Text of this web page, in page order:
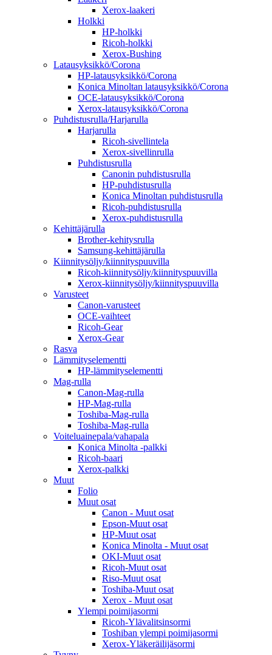
Xerox-laakeri
Holkki
HP-holkki
Ricoh-holkki
Xerox-Bushing
Latausyksikkö/Corona
HP-latausyksikkö/Corona
Konica Minoltan latausyksikkö/Corona
OCE-latausyksikkö/Corona
Xerox-latausyksikkö/Corona
Puhdistusrulla/Harjarulla
Harjarulla
Ricoh-sivellintela
Xerox-sivellinrulla
Puhdistusrulla
Canonin puhdistusrulla
HP-puhdistusrulla
Konica Minoltan puhdistusrulla
Ricoh-puhdistusrulla
Xerox-puhdistusrulla
Kehittäjärulla
Brother-kehitysrulla
Samsung-kehittäjärulla
Kiinnitysöljy/kiinnityspuuvilla
Ricoh-kiinnitysöljy/kiinnityspuuvilla
Xerox-kiinnitysöljy/kiinnityspuuvilla
Varusteet
Canon-varusteet
OCE-vaihteet
Ricoh-Gear
Xerox-Gear
Rasva
Lämmityselementti
HP-lämmityselementti
Mag-rulla
Canon-Mag-rulla
HP-Mag-rulla
Toshiba-Mag-rulla
Toshiba-Mag-rulla
Voiteluainepala/vahapala
Konica Minolta -palkki
Ricoh-baari
Xerox-palkki
Muut
Folio
Muut osat
Canon - Muut osat
Epson-Muut osat
HP-Muut osat
Konica Minolta - Muut osat
OKI-Muut osat
Ricoh-Muut osat
Riso-Muut osat
Toshiba-Muut osat
Xerox - Muut osat
Ylempi poimijasormi
Ricoh-Ylävalitsinsormi
Toshiban ylempi poimijasormi
Xerox-Yläkeräilijäsormi